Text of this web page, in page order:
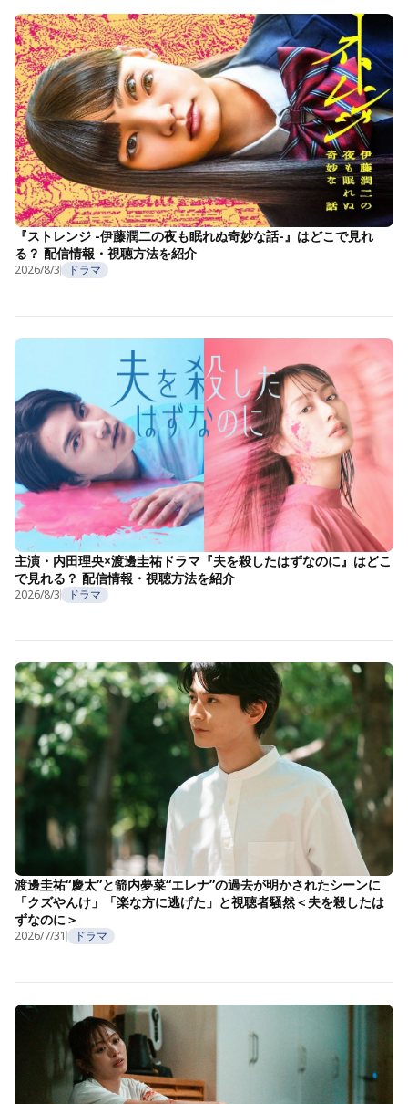
『ストレンジ -伊藤潤二の夜も眠れぬ奇妙な話-』はどこで見れ
る？ 配信情報・視聴方法を紹介
2026/8/3 ドラマ
主演・内田理央×渡邊圭祐ドラマ『夫を殺したはずなのに』はどこ
で見れる？ 配信情報・視聴方法を紹介
2026/8/3 ドラマ
渡邊圭祐“慶太”と箭内夢菜“エレナ”の過去が明かされたシーンに
「クズやんけ」「楽な方に逃げた」と視聴者騒然＜夫を殺したは
ずなのに＞
2026/7/31 ドラマ